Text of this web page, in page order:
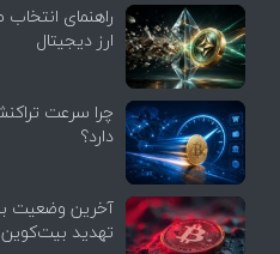
راهنمای انتخاب
ارز دیجیتال
چرا سرعت
دارد؟
آخرین وضعیت
تهدید